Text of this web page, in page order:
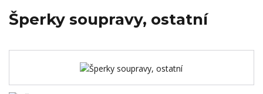
Šperky soupravy, ostatní